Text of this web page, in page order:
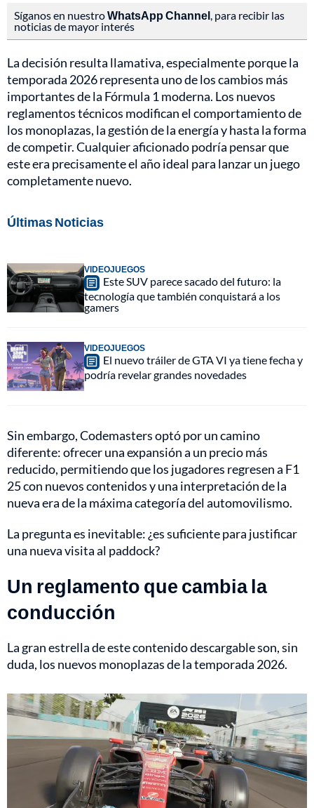
Síganos en nuestroWhatsApp Channel, para recibir las
noticias de mayor interés
La decisión resulta llamativa, especialmente porque la
temporada 2026 representa uno de los cambios más
importantes de la Fórmula 1 moderna. Los nuevos
reglamentos técnicos modifican el comportamiento de
los monoplazas, la gestión de la energía y hasta la forma
de competir. Cualquier aficionado podría pensar que
este era precisamente el año ideal para lanzar un juego
completamente nuevo.
Últimas Noticias
VIDEOJUEGOS
Este SUV parece sacado del futuro: la
tecnología que también conquistará a los
gamers
VIDEOJUEGOS
El nuevo tráiler de GTA VI ya tiene fecha y
podría revelar grandes novedades
Sin embargo, Codemasters optó por un camino
diferente: ofrecer una expansión a un precio más
reducido, permitiendo que los jugadores regresen a F1
25 con nuevos contenidos y una interpretación de la
nueva era de la máxima categoría del automovilismo.
La pregunta es inevitable: ¿es suficiente para justificar
una nueva visita al paddock?
Un reglamento que cambia la
conducción
La gran estrella de este contenido descargable son, sin
duda, los nuevos monoplazas de la temporada 2026.